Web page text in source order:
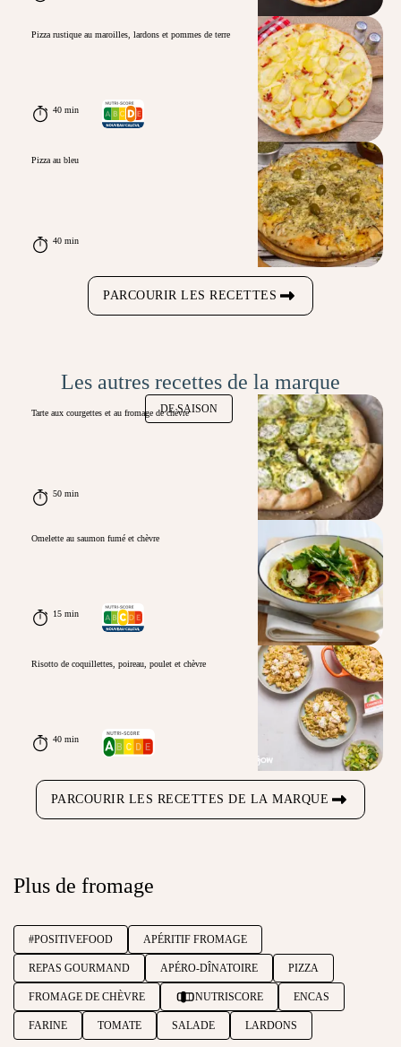
Pizza rustique au maroilles, lardons et pommes de terre
40 min
Pizza au bleu
40 min
PARCOURIR LES RECETTES
Les autres recettes de la marque
DE SAISON
Tarte aux courgettes et au fromage de chèvre
50 min
Omelette au saumon fumé et chèvre
15 min
Risotto de coquillettes, poireau, poulet et chèvre
40 min
PARCOURIR LES RECETTES DE LA MARQUE
Plus de fromage
#POSITIVEFOOD APÉRITIF FROMAGE
REPAS GOURMAND APÉRO-DÎNATOIRE PIZZA
FROMAGE DE CHÈVRE NUTRISCORE ENCAS
FARINE TOMATE SALADE LARDONS